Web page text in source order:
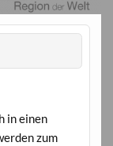
in einen
zum